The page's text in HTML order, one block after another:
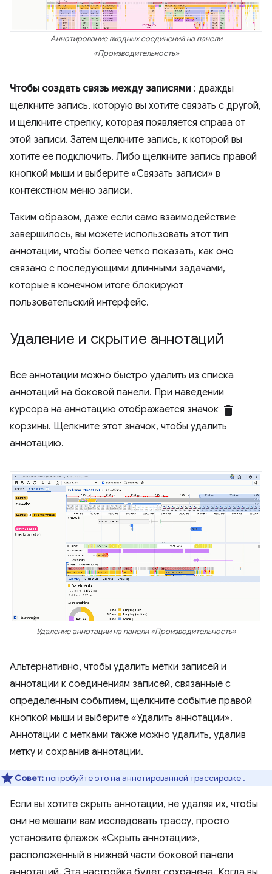
Аннотирование входных соединений на панели
«Производительность»
Чтобы создать связь между записями : дважды
щелкните запись, которую вы хотите связать с другой,
и щелкните стрелку, которая появляется справа от
этой записи. Затем щелкните запись, к которой вы
хотите ее подключить. Либо щелкните запись правой
кнопкой мыши и выберите «Связать записи» в
контекстном меню записи.
Таким образом, даже если само взаимодействие
завершилось, вы можете использовать этот тип
аннотации, чтобы более четко показать, как оно
связано с последующими длинными задачами,
которые в конечном итоге блокируют
пользовательский интерфейс.
Удаление и скрытие аннотаций
Все аннотации можно быстро удалить из списка
аннотаций на боковой панели. При наведении
курсора на аннотацию отображается значок delete
корзины. Щелкните этот значок, чтобы удалить
аннотацию.
Удаление аннотации на панели «Производительность»
Альтернативно, чтобы удалить метки записей и
аннотации к соединениям записей, связанные с
определенным событием, щелкните событие правой
кнопкой мыши и выберите «Удалить аннотации».
Аннотации с метками также можно удалить, удалив
метку и сохранив аннотации.
Совет:попробуйте это на аннотированной трассировке .
Если вы хотите скрыть аннотации, не удаляя их, чтобы
они не мешали вам исследовать трассу, просто
установите флажок «Скрыть аннотации»,
расположенный в нижней части боковой панели